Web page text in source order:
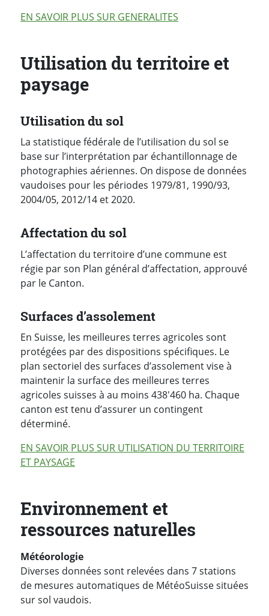
EN SAVOIR PLUS SUR GENERALITES
Utilisation du territoire et
paysage
Utilisation du sol
La statistique fédérale de l’utilisation du sol se
base sur l’interprétation par échantillonnage de
photographies aériennes. On dispose de données
vaudoises pour les périodes 1979/81, 1990/93,
2004/05, 2012/14 et 2020.
Affectation du sol
L’affectation du territoire d’une commune est
régie par son Plan général d’affectation, approuvé
par le Canton.
Surfaces d’assolement
En Suisse, les meilleures terres agricoles sont
protégées par des dispositions spécifiques. Le
plan sectoriel des surfaces d’assolement vise à
maintenir la surface des meilleures terres
agricoles suisses à au moins 438'460 ha. Chaque
canton est tenu d’assurer un contingent
déterminé.
EN SAVOIR PLUS SUR UTILISATION DU TERRITOIRE
ET PAYSAGE
Environnement et
ressources naturelles
Météorologie
Diverses données sont relevées dans 7 stations
de mesures automatiques de MétéoSuisse situées
sur sol vaudois.